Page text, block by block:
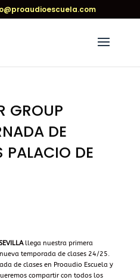
GROUP
DE
PALACIO DE
llega nuestra primera
temporada de clases 24/25.
de clases en Proaudio Escuela y
compartir con todos los